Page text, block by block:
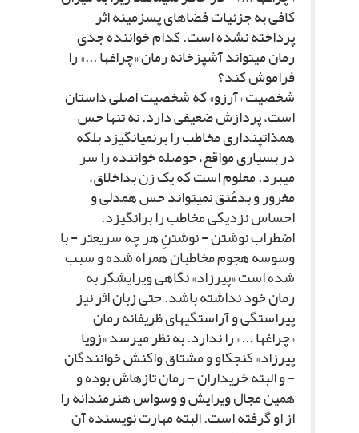
کافى به جزئیات فضاهاى پس‏زمینه اثر
پرداخته نشده است. کدام خواننده جدى
رمان مى‏تواند آشپزخانه رمان «چراغ‏ها ...» را
فراموش کند؟
شخصیت «آرزو» که شخصیت اصلى داستان
است، پردازش ضعیفى دارد. نه تنها حس
همذات‏پندارى مخاطب را برنمى‏انگیزد بلکه
در بسیارى مواقع، حوصله خواننده را سر
مى‏برد. معلوم است که یک زن بداخلاق،
مغرور و بدعُنق نمى‏تواند حس همدلى و
احساس نزدیکى مخاطب را برانگیزد.
اضطراب نوشتن - نوشتنِ هر چه سریع‏تر - با
وسوسه هجوم مخاطبان همراه شده و سبب
شده است «پیرزاد» نگاهى ویرایشگر به
رمان خود نداشته باشد. حتى زبان اثر نیز
پیراستگى و آراستگى‏هاى ظریفانه رمان
«چراغ‏ها ...» را ندارد. به نظر مى‏رسد «زویا
پیرزاد» کنجکاو و مشتاق واکنش خوانندگان
- و البته خریداران - رمان تازه‏اش بوده و
همین مجال ویرایش و وسواس هنرمندانه را
از او گرفته است. البته مهارت نویسنده آن